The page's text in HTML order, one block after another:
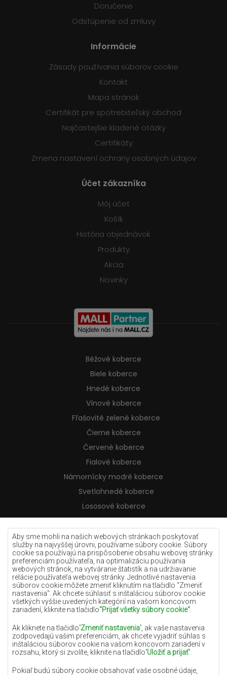
Aby sme mohli na našich webových stránkach poskytovať
služby na najvyššej úrovni, používame súbory cookie. Súbory
cookie sa používajú na prispôsobenie obsahu webovej stránky
preferenciám používateľa, na optimalizáciu používania
webových stránok, na vytváranie štatistík a na udržiavanie
relácie používateľa webovej stránky. Jednotlivé nastavenia
súborov cookie môžete zmeniť kliknutím na tlačidlo "Zmeniť
nastavenia". Ak chcete súhlasiť s inštaláciou súborov cookie
všetkých vyššie uvedených kategórií na vašom koncovom
zariadení, kliknite na tlačidlo"Prijať všetky súbory cookie"
Ak kliknete na tlačidlo'Zmeniť nastavenia' , ak vaše nastavenia
zodpovedajú vašim preferenciám, ak chcete vyjadriť súhlas s
inštaláciou súborov cookie na vašom koncovom zariadení v
rozsahu, ktorý si zvolíte, kliknite na tlačidlo'Uložiť a prijať'
Pokiaľ budú súbory cookie obsahovať vaše osobné údaje,
Doručenie
Odstúpenie od zmluvy
Informácie
Zásady používania súborov cookie
Kontakt
Mapa stránok
Certifikát pre spotrebiteľský obchod
Najčastejšie kladené otázky
Certifikáty
Zmena nastavení ochrany osobných údajov
Účet zákazníka
Môj účet
Košík
História objednávok
Produkty
Akcia
Novinky
Béžové koberce
Biele koberce
Hnedé koberce
Vínové koberce
Fľašovité zelené koberce
Čierne koberce
Červené koberce
Fialové koberce
Námornícky modré koberce
Svetlohnedé koberce
Lososové koberce
Krémové koberce
Lilac koberce
Žlté koberce
Mätové koberce
Modré koberce
Oranžové koberce
Ružové koberce
Šedé koberce
Terakotové koberce
Zelené koberce
Zlaté koberce